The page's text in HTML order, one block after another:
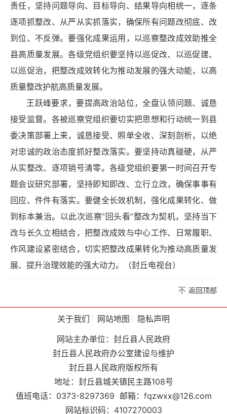
责任，坚持问题导向、目标导向、结果导向相统一，逐条
逐项抓整改、从严从实抓落实，确保所有问题改彻底、改
到位、不反弹。要强化成果运用，以巡察整改成效助推全
县高质量发展。各级党组织要坚持以巡促改、以巡促建、
以巡促治，把整改成效转化为推动发展的强大动能，以高
质量整改护航高质量发展。
王跃峰要求，要提高政治站位，全盘认领问题、诚恳
接受监督。各被巡察党组织要切实把思想和行动统一到县
委决策部署上来，诚恳接受、照单全收、深刻剖析，以绝
对忠诚的政治态度抓好整改落实。要坚持动真碰硬，从严
从实整改、逐项销号清零。各级党组织要第一时间召开专
题会议研究部署，坚持即知即改、立行立改，确保事事有
回应、件件有落实。要健全长效机制，强化成果转化、做
到标本兼治。以此次巡察“回头看”整改为契机，坚持当下
改与长久立相结合，把整改成效与中心工作、日常履职、
作风建设紧密结合，切实把整改成果转化为推动高质量发
展、提升治理效能的强大动力。（封丘电视台）
返回顶部
关于我们 网站地图
隐私声明
网站主办单位：封丘县人民政府
封丘县人民政府办公室建设与维护
封丘县人民政府版权所有
地址：封丘县城关镇民主路108号
值班电话：0373-8297369 邮箱：fqzwxx@126.com
网站标识码：4107270003